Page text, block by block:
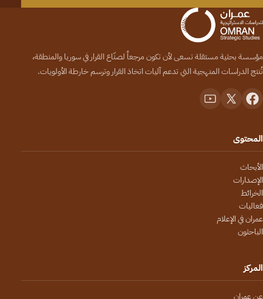
مؤسسة بحثية مستقلة تسعى لأن تكون مرجعاً لصنّاع القرار في سوريا والمنطقة،
تُنتج الدراسات المنهجية التي تدعم آليات اتخاذ القرار وترسم خارطة الأولويات.
المحتوى
الأبحاث
الإصدارات
الخرائط
فعاليات
عمران في الإعلام
الباحثون
المركز
عن عمران